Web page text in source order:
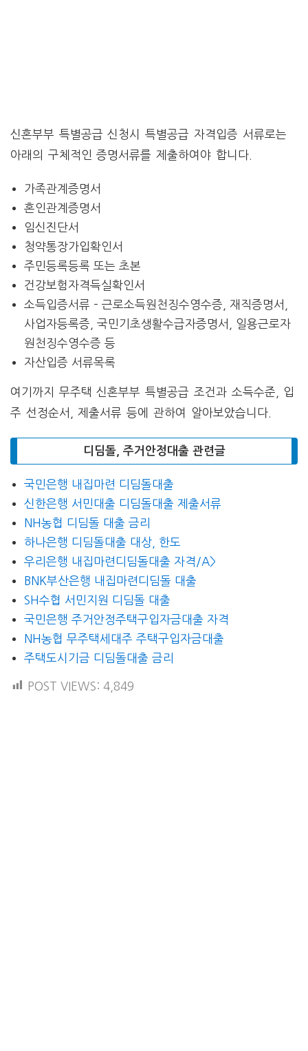
신혼부부 특별공급 신청시 특별공급 자격입증 서류로는
아래의 구체적인 증명서류를 제출하여야 합니다.
가족관계증명서
혼인관계증명서
임신진단서
청약통장가입확인서
주민등록등록 또는 초본
건강보험자격득실확인서
소득입증서류 – 근로소득원천징수영수증, 재직증명서,
사업자등록증, 국민기초생활수급자증명서, 일용근로자
원천징수영수증 등
자산입증 서류목록
여기까지 무주택 신혼부부 특별공급 조건과 소득수준, 입
주 선정순서, 제출서류 등에 관하여 알아보았습니다.
디딤돌, 주거안정대출 관련글
국민은행 내집마련 디딤돌대출
신한은행 서민대출 디딤돌대출 제출서류
NH농협 디딤돌 대출 금리
하나은행 디딤돌대출 대상, 한도
우리은행 내집마련디딤돌대출 자격/A>
BNK부산은행 내집마련디딤돌 대출
SH수협 서민지원 디딤돌 대출
국민은행 주거안정주택구입자금대출 자격
NH농협 무주택세대주 주택구입자금대출
주택도시기금 디딤돌대출 금리
POST VIEWS: 4,849